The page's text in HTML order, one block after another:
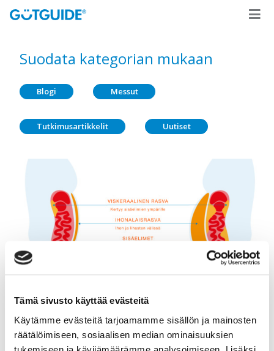
Tämä sivusto käyttää evästeitä
Käytämme evästeitä tarjoamamme sisällön ja mainosten
räätälöimiseen, sosiaalisen median ominaisuuksien
Suodata kategorian mukaan
Blogi Messut
Tutkimusartikkelit Uutiset
Blogi
Suolistobakteerit auttavat ehkäisemään